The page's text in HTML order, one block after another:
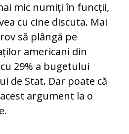
mic numiți în funcții,
cu cine discuta. Mai
să plângă pe
ame­ricani din
29% a bugetului
de Stat. Dar poate că
argument la o